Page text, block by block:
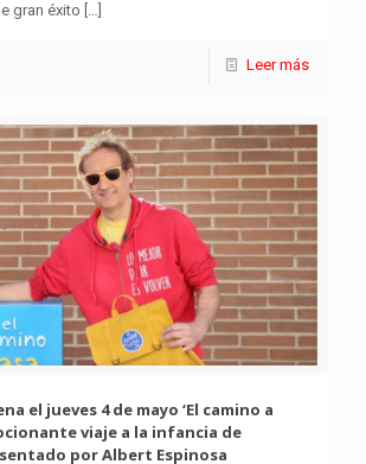
gran éxito […]
Leer más
el jueves 4 de mayo ‘El camino a
viaje a la infancia de
por Albert Espinosa